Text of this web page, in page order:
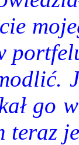
go
teraz